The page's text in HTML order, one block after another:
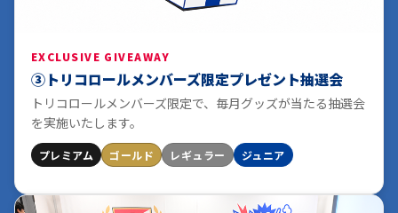
EXCLUSIVE GIVEAWAY
③トリコロールメンバーズ限定プレゼント抽選会
トリコロールメンバーズ限定で、毎月グッズが当たる抽選会
を実施いたします。
プレミアム ゴールド レギュラー ジュニア